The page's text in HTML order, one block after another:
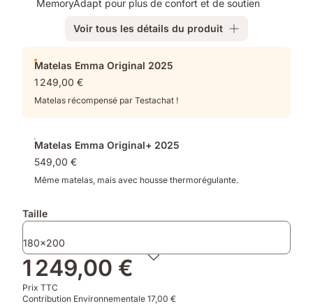
avec
Hybride
zones
mousse
MemoryAdapt
confort
MemoryAdapt pour plus de confort et de soutien
Voir tous les détails du produit
supplémentaires
Matelas Emma Original 2025
1 249,00 €
Matelas récompensé par Testachat !
Matelas Emma Original+ 2025
549,00 €
Même matelas, mais avec housse thermorégulante.
Taille
180x200
1 249,00 €
Prix TTC
Contribution Environnementale 17,00 €